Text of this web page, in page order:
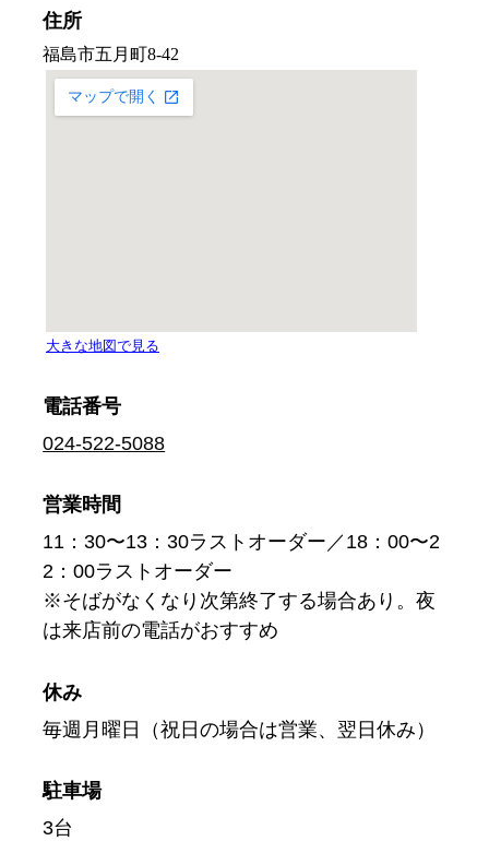
住所
電話番号
024-522-5088
営業時間
11：30〜13：30ラストオーダー／18：00〜2
2：00ラストオーダー
※そばがなくなり次第終了する場合あり。夜
は来店前の電話がおすすめ
休み
毎週月曜日（祝日の場合は営業、翌日休み）
駐車場
3台